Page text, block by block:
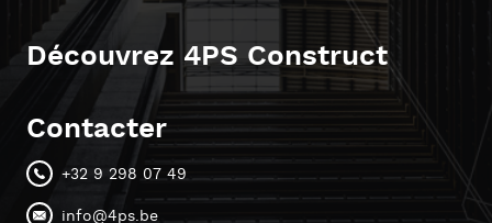
Découvrez 4PS Construct
Contacter
+32 9 298 07 49
info@4ps.be